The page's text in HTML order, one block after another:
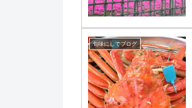
旬味にしでブログ